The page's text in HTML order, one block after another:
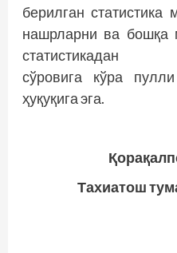
берилган
нашрларни ва бошқа
статистикадан
сўровига кўра
ҳуқуқига эга.
Тахиатош